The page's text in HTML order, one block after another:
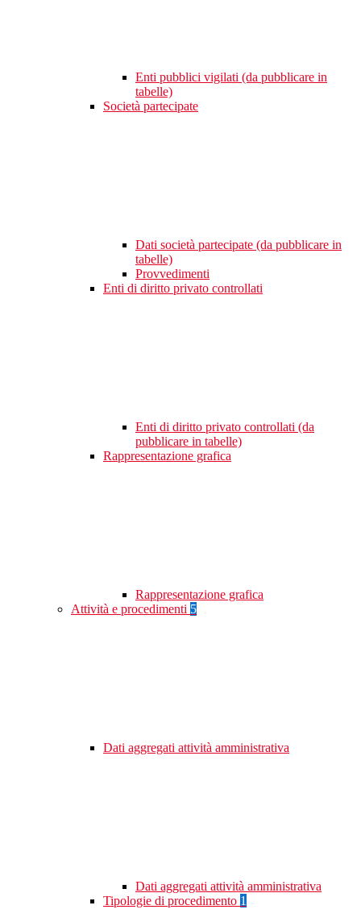
Enti pubblici vigilati (da pubblicare in
tabelle)
Società partecipate
Dati società partecipate (da pubblicare in
tabelle)
Provvedimenti
Enti di diritto privato controllati
Enti di diritto privato controllati (da
pubblicare in tabelle)
Rappresentazione grafica
Rappresentazione grafica
Attività e procedimenti 5
Dati aggregati attività amministrativa
Dati aggregati attività amministrativa
Tipologie di procedimento 1